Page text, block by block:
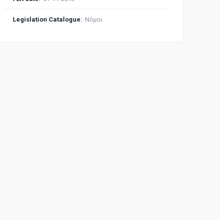
Legislation Catalogue: Νόμοι